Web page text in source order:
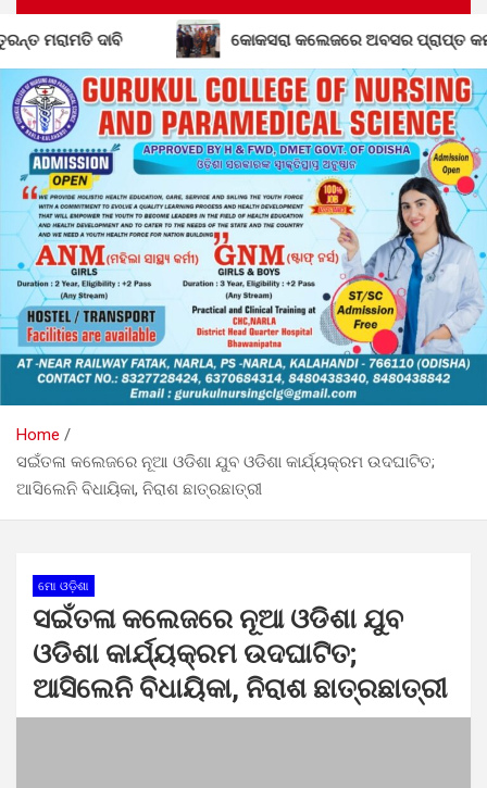
କୋକସରା କଲେଜରେ ଅବସର ପ୍ରାପ୍ତ କର୍ମଚାରୀଙ୍କୁ ବିଦାୟ
Home
ସଇଁତଳା କଲେଜରେ ନୂଆ ଓଡିଶା ଯୁବ ଓଡିଶା କାର୍ଯ୍ୟକ୍ରମ ଉଦଘାଟିତ;
ଆସିଲେନି ବିଧାୟିକା, ନିରାଶ ଛାତ୍ରଛାତ୍ରୀ
ମୋ ଓଡ଼ିଶା
ସଇଁତଳା କଲେଜରେ ନୂଆ ଓଡିଶା ଯୁବ
ଓଡିଶା କାର୍ଯ୍ୟକ୍ରମ ଉଦଘାଟିତ;
ଆସିଲେନି ବିଧାୟିକା, ନିରାଶ ଛାତ୍ରଛାତ୍ରୀ